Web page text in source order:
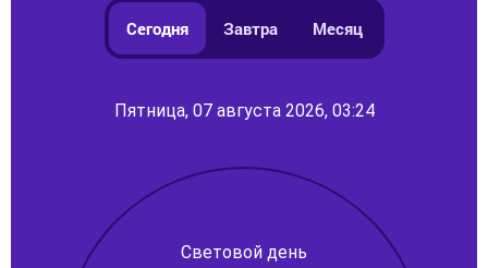
Сегодня Завтра Месяц
Пятница, 07 августа 2026, 03:24
Световой день